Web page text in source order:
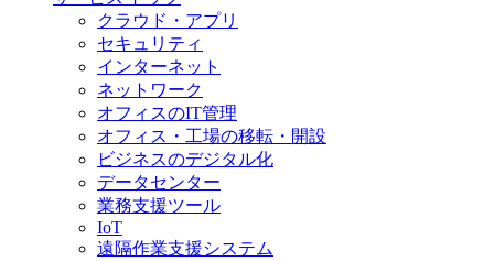
クラウド・アプリ
セキュリティ
インターネット
ネットワーク
オフィスのIT管理
オフィス・工場の移転・開設
ビジネスのデジタル化
データセンター
業務支援ツール
IoT
遠隔作業支援システム